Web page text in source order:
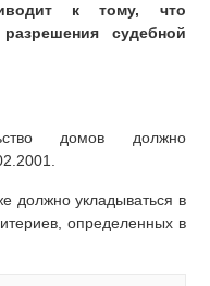
к тому, что
судебной
домов должно
должно укладываться в
определенных в